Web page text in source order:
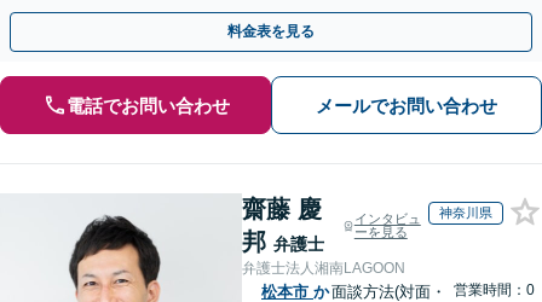
し、あなたを長期的に支えます。【電話・WEB面談可】
料金表を見る
電話でお問い合わせ メールでお問い合わせ
齋藤 慶
邦 弁護士
インタビュ
ーを見る
神奈川県
弁護士法人湘南LAGOON
松本市 か面談方法(対面・
営業時間：0